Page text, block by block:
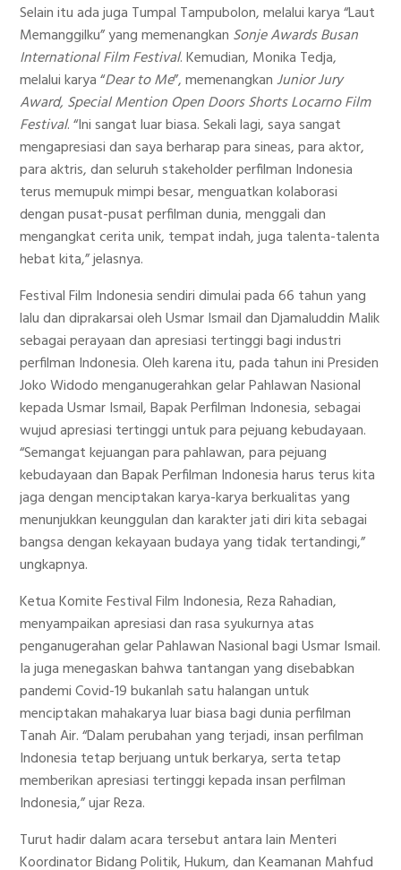
Selain itu ada juga Tumpal Tampubolon, melalui karya “Laut
Memanggilku” yang memenangkan Sonje Awards Busan
International Film Festival. Kemudian, Monika Tedja,
melalui karya “Dear to Me”, memenangkanJunior Jury
Award, Special Mention Open Doors Shorts Locarno Film
Festival. “Ini sangat luar biasa. Sekali lagi, saya sangat
mengapresiasi dan saya berharap para sineas, para aktor,
para aktris, dan seluruh stakeholder perfilman Indonesia
terus memupuk mimpi besar, menguatkan kolaborasi
dengan pusat-pusat perfilman dunia, menggali dan
mengangkat cerita unik, tempat indah, juga talenta-talenta
hebat kita,” jelasnya.
Festival Film Indonesia sendiri dimulai pada 66 tahun yang
lalu dan diprakarsai oleh Usmar Ismail dan Djamaluddin Malik
sebagai perayaan dan apresiasi tertinggi bagi industri
perfilman Indonesia. Oleh karena itu, pada tahun ini Presiden
Joko Widodo menganugerahkan gelar Pahlawan Nasional
kepada Usmar Ismail, Bapak Perfilman Indonesia, sebagai
wujud apresiasi tertinggi untuk para pejuang kebudayaan.
“Semangat kejuangan para pahlawan, para pejuang
kebudayaan dan Bapak Perfilman Indonesia harus terus kita
jaga dengan menciptakan karya-karya berkualitas yang
menunjukkan keunggulan dan karakter jati diri kita sebagai
bangsa dengan kekayaan budaya yang tidak tertandingi,”
ungkapnya.
Ketua Komite Festival Film Indonesia, Reza Rahadian,
menyampaikan apresiasi dan rasa syukurnya atas
penganugerahan gelar Pahlawan Nasional bagi Usmar Ismail.
Ia juga menegaskan bahwa tantangan yang disebabkan
pandemi Covid-19 bukanlah satu halangan untuk
menciptakan mahakarya luar biasa bagi dunia perfilman
Tanah Air. “Dalam perubahan yang terjadi, insan perfilman
Indonesia tetap berjuang untuk berkarya, serta tetap
memberikan apresiasi tertinggi kepada insan perfilman
Indonesia,” ujar Reza.
Turut hadir dalam acara tersebut antara lain Menteri
Koordinator Bidang Politik, Hukum, dan Keamanan Mahfud